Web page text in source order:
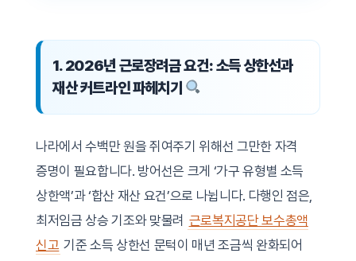
1. 2026년 근로장려금 요건: 소득 상한선과
재산 커트라인 파헤치기
나라에서 수백만 원을 쥐여주기 위해선 그만한 자격
증명이 필요합니다. 방어선은 크게 ‘가구 유형별 소득
상한액’과 ‘합산 재산 요건’으로 나뉩니다. 다행인 점은,
최저임금 상승 기조와 맞물려 근로복지공단 보수총액
신고 기준 소득 상한선 문턱이 매년 조금씩 완화되어